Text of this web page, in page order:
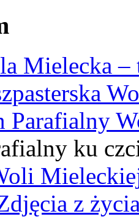
Mielecka
Parafialny
ku
z